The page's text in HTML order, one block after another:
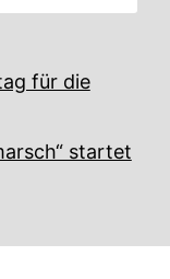
für die
startet